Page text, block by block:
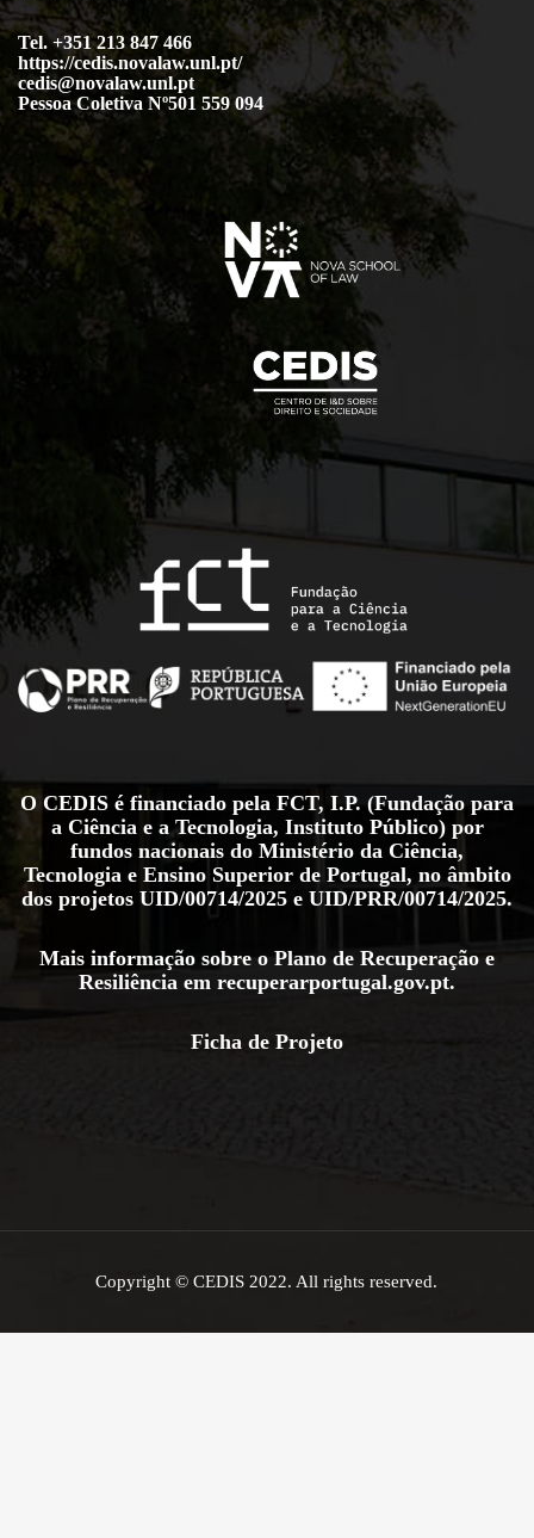
Tel. +351 213 847 466
https://cedis.novalaw.unl.pt/
cedis@novalaw.unl.pt
Pessoa Coletiva Nº501 559 094
O CEDIS é financiado pela FCT, I.P. (Fundação para
a Ciência e a Tecnologia, Instituto Público) por
fundos nacionais do Ministério da Ciência,
Tecnologia e Ensino Superior de Portugal, no âmbito
dos projetos UID/00714/2025 e UID/PRR/00714/2025.
Mais informação sobre o Plano de Recuperação e
Resiliência em recuperarportugal.gov.pt.
Ficha de Projeto
Copyright © CEDIS 2022. All rights reserved.